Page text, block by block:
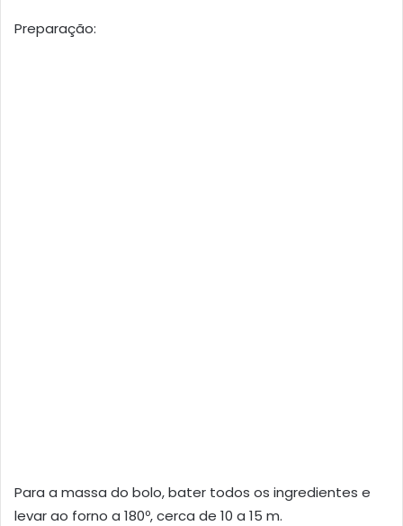
Preparação:
Para a massa do bolo, bater todos os ingredientes e
levar ao forno a 180º, cerca de 10 a 15 m.